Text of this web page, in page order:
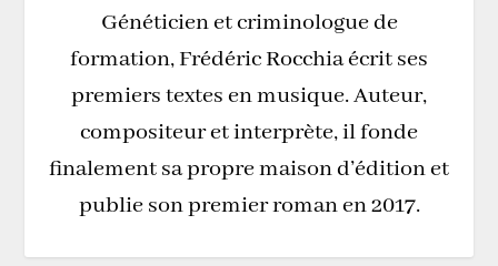
Généticien et criminologue de
formation, Frédéric Rocchia écrit ses
premiers textes en musique. Auteur,
compositeur et interprète, il fonde
finalement sa propre maison d’édition et
publie son premier roman en 2017.